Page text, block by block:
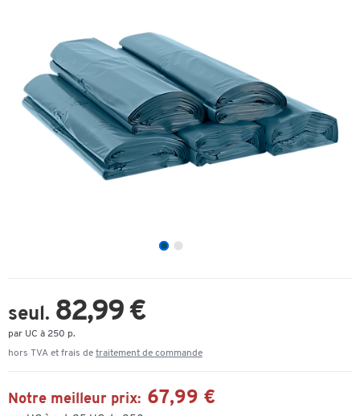
seul. 82,99 €
par UC à 250 p.
hors TVA et frais de traitement de commande
Notre meilleur prix: 67,99 €